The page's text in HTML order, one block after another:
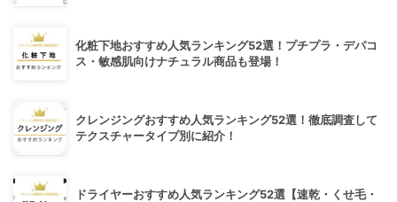
化粧下地おすすめ人気ランキング52選！プチプラ・デパコ
ス・敏感肌向けナチュラル商品も登場！
クレンジングおすすめ人気ランキング52選！徹底調査して
テクスチャータイプ別に紹介！
ドライヤーおすすめ人気ランキング52選【速乾・くせ毛・